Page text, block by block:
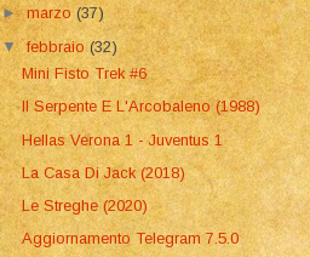
►marzo(37)
▼febbraio(32)
Mini Fisto Trek #6
Il Serpente E L'Arcobaleno (1988)
Hellas Verona 1 - Juventus 1
La Casa Di Jack (2018)
Le Streghe (2020)
Aggiornamento Telegram 7.5.0